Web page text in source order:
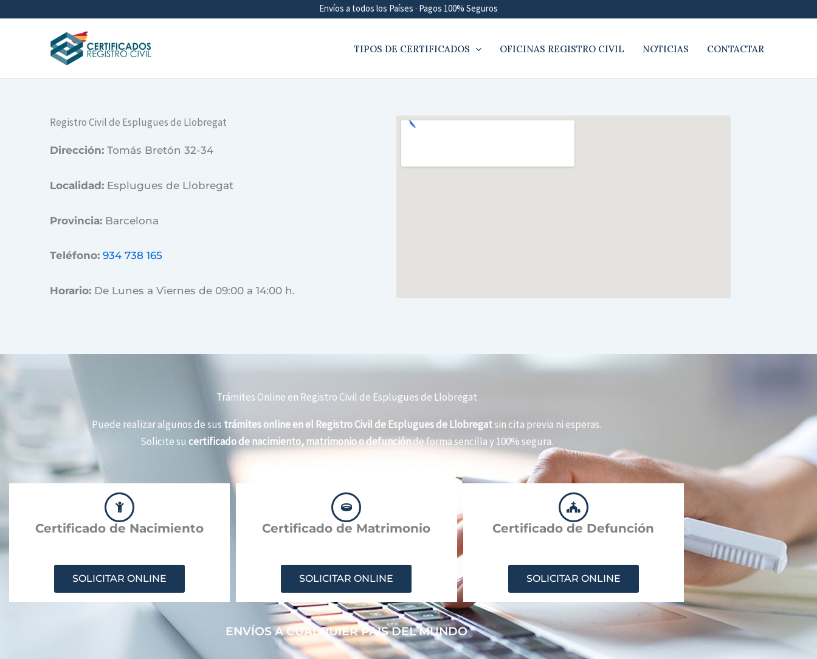
Envíos a todos los Países · Pagos 100% Seguros
TIPOS DE CERTIFICADOS OFICINAS REGISTRO CIVIL NOTICIAS CONTACTAR
Registro Civil de Esplugues de Llobregat
Dirección: Tomás Bretón 32-34
Localidad: Esplugues de Llobregat
Provincia: Barcelona
Teléfono: 934 738 165
Horario: De Lunes a Viernes de 09:00 a 14:00 h.
Trámites Online en Registro Civil de Esplugues de Llobregat
Puede realizar algunos de sus trámites online en el Registro Civil de Esplugues de Llobregatsin cita previa ni esperas.
Solicite su certificado de nacimiento, matrimonio o defunciónde forma sencilla y 100% segura.
Certificado de Nacimiento
SOLICITAR ONLINE
Certificado de Matrimonio
SOLICITAR ONLINE
Certificado de Defunción
SOLICITAR ONLINE
ENVÍOS A CUALQUIER PAIS DEL MUNDO